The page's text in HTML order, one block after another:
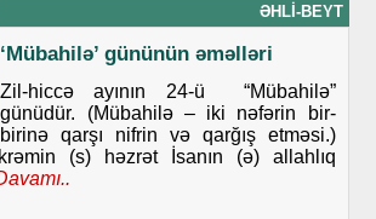
ƏHLI-BEYT
‘Mübahilə’ gününün əməlləri
Zil-hiccə ayının 24-ü “Mübahilə”
günüdür. (Mübahilə – iki nəfərin bir-
birinə qarşı nifrin və qarğış etməsi.)
(s) həzrət İsanın (ə) allahlıq